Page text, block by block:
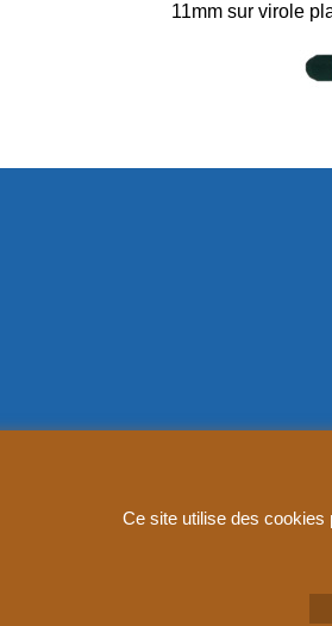
11mm sur virole
Ce site utilise des cookies